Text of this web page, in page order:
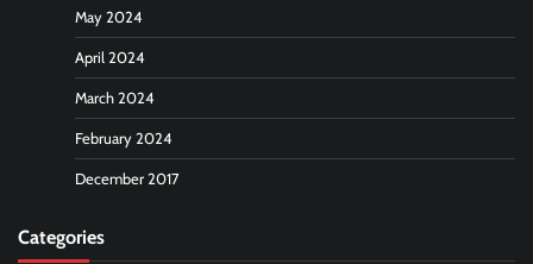
May 2024
April 2024
March 2024
February 2024
December 2017
Categories